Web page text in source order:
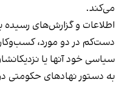
می‌کند.
اطلاعات و گزارش‌های رسیده
دست‌کم در دو مورد،
سیاسی خود آنها یا
به دستور نهادهای حکومتی